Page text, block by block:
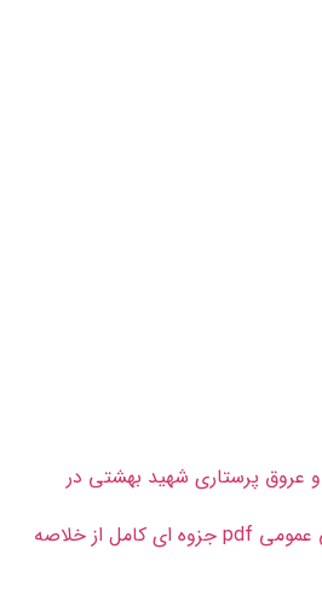
عروق پرستاری شهید بهشتی در
دانلود جزوه جنین شناسی عمومی pdf جزوه ای کامل از خلاصه